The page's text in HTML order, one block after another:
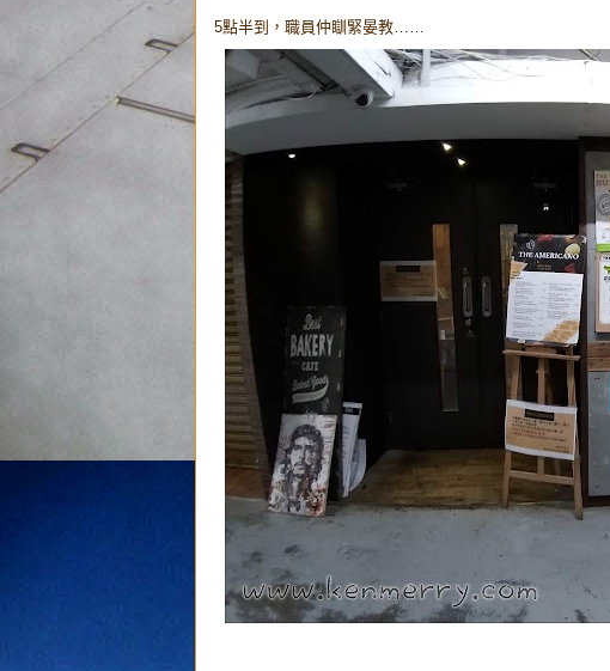
5點半到，職員仲瞓緊晏教……